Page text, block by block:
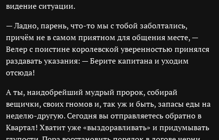
видение ситуации.
— Ладно, парень, что-то мы с тобой заболтались,
причём не в самом приятном для общения месте, —
Велер с поистине королевской уверенностью принялся
раздавать указания: — Берите капитана и уходим
отсюда!
А ты, наидобрейший мудрый пророк, собирай
вещички, своих гномов и, так уж и быть, запасы еды на
неделю-другую. Сегодня вы отправляетесь обратно в
Квартал! Хватит уже «выздоравливать» и придумывать